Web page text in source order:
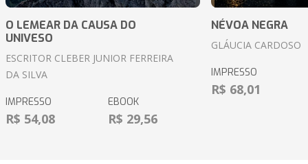
O LEMEAR DA CAUSA DO
UNIVESO
ESCRITOR CLEBER JUNIOR FERREIRA
DA SILVA
IMPRESSO
R$ 54,08
EBOOK
R$ 29,56
NÉVOA NEGRA
GLÁUCIA CARDOSO
IMPRESSO
R$ 68,01